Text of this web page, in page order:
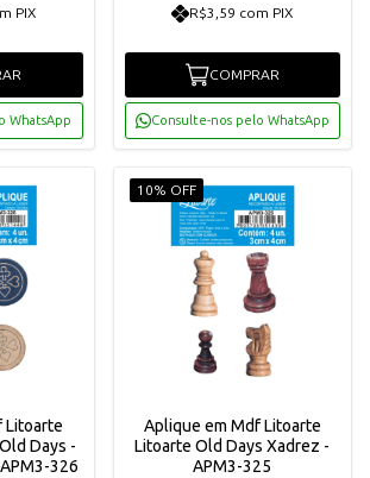
PIX
WhatsApp
R$3,59 com PIX
COMPRAR
Consulte-nos pelo WhatsApp
Litoarte
Days -
326
10% OFF
Aplique em Mdf Litoarte
Litoarte Old Days Xadrez -
APM3-325